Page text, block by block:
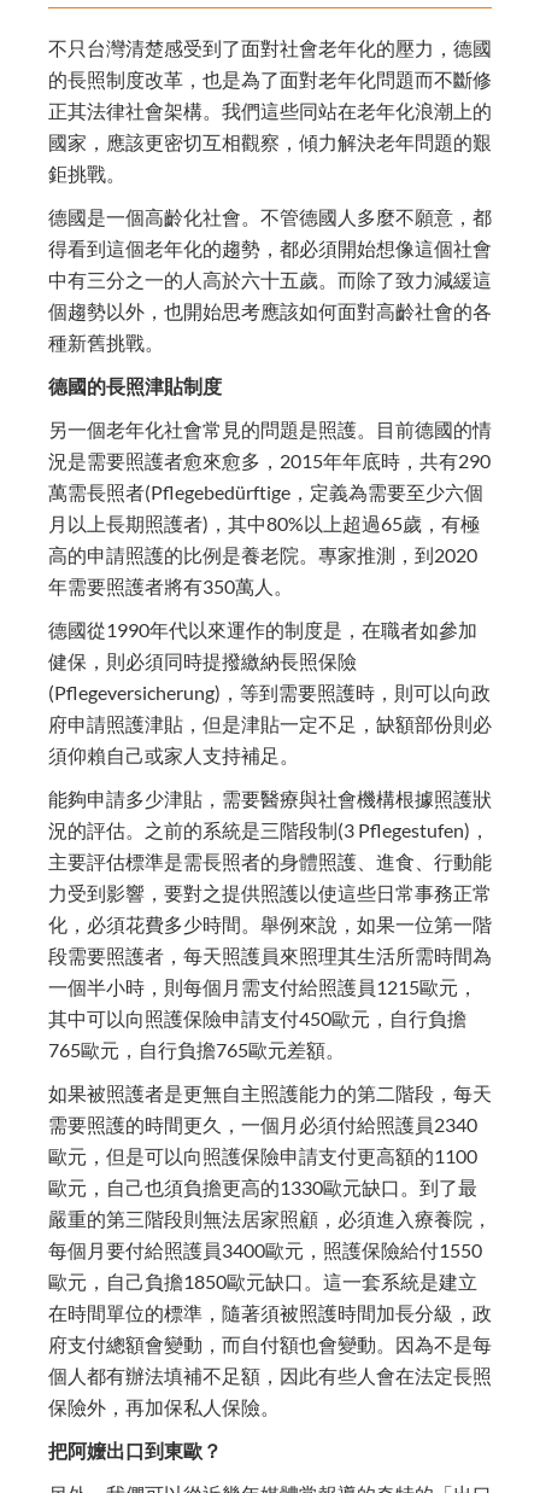
不只台灣清楚感受到了面對社會老年化的壓力，德國
的長照制度改革，也是為了面對老年化問題而不斷修
正其法律社會架構。我們這些同站在老年化浪潮上的
國家，應該更密切互相觀察，傾力解決老年問題的艱
鉅挑戰。
德國是一個高齡化社會。不管德國人多麼不願意，都
得看到這個老年化的趨勢，都必須開始想像這個社會
中有三分之一的人高於六十五歲。而除了致力減緩這
個趨勢以外，也開始思考應該如何面對高齡社會的各
種新舊挑戰。
德國的長照津貼制度
另一個老年化社會常見的問題是照護。目前德國的情
況是需要照護者愈來愈多，2015年年底時，共有290
萬需長照者(Pflegebedürftige，定義為需要至少六個
月以上長期照護者)，其中80%以上超過65歲，有極
高的申請照護的比例是養老院。專家推測，到2020
年需要照護者將有350萬人。
德國從1990年代以來運作的制度是，在職者如參加
健保，則必須同時提撥繳納長照保險
(Pflegeversicherung)，等到需要照護時，則可以向政
府申請照護津貼，但是津貼一定不足，缺額部份則必
須仰賴自己或家人支持補足。
能夠申請多少津貼，需要醫療與社會機構根據照護狀
況的評估。之前的系統是三階段制(3 Pflegestufen)，
主要評估標準是需長照者的身體照護、進食、行動能
力受到影響，要對之提供照護以使這些日常事務正常
化，必須花費多少時間。舉例來說，如果一位第一階
段需要照護者，每天照護員來照理其生活所需時間為
一個半小時，則每個月需支付給照護員1215歐元，
其中可以向照護保險申請支付450歐元，自行負擔
765歐元，自行負擔765歐元差額。
如果被照護者是更無自主照護能力的第二階段，每天
需要照護的時間更久，一個月必須付給照護員2340
歐元，但是可以向照護保險申請支付更高額的1100
歐元，自己也須負擔更高的1330歐元缺口。到了最
嚴重的第三階段則無法居家照顧，必須進入療養院，
每個月要付給照護員3400歐元，照護保險給付1550
歐元，自己負擔1850歐元缺口。這一套系統是建立
在時間單位的標準，隨著須被照護時間加長分級，政
府支付總額會變動，而自付額也會變動。因為不是每
個人都有辦法填補不足額，因此有些人會在法定長照
保險外，再加保私人保險。
把阿嬤出口到東歐？